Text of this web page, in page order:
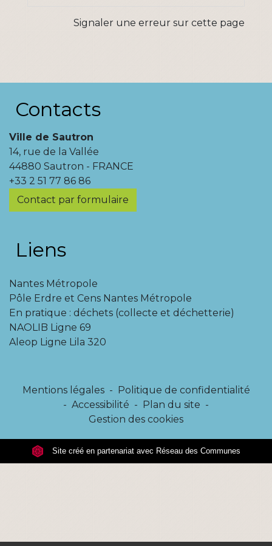
Signaler une erreur sur cette page
Contacts
Ville de Sautron
14, rue de la Vallée
44880 Sautron - FRANCE
+33 2 51 77 86 86
Contact par formulaire
Liens
Nantes Métropole
Pôle Erdre et Cens Nantes Métropole
En pratique : déchets (collecte et déchetterie)
NAOLIB Ligne 69
Aleop Ligne Lila 320
Mentions légales -
Politique de confidentialité
- Accessibilité - Plan du site -
Gestion des cookies
Site créé en partenariat avec Réseau des Communes